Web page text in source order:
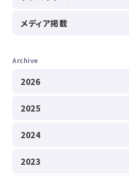
メディア掲載
Archive
2026
2025
2024
2023